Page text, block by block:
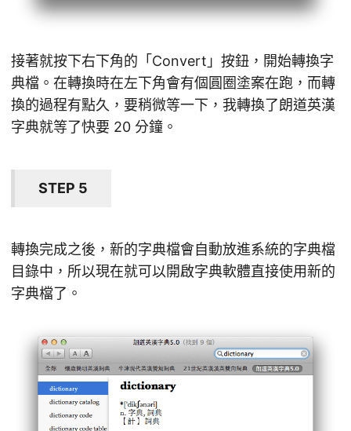
接著就按下右下角的「Convert」按鈕，開始轉換字
典檔。在轉換時在左下角會有個圓圈塗案在跑，而轉
換的過程有點久，要稍微等一下，我轉換了朗道英漢
字典就等了快要 20 分鐘。
STEP 5
轉換完成之後，新的字典檔會自動放進系統的字典檔
目錄中，所以現在就可以開啟字典軟體直接使用新的
字典檔了。